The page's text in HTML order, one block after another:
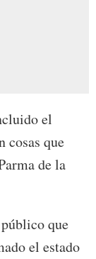
el
cosas que
de la
que
el estado